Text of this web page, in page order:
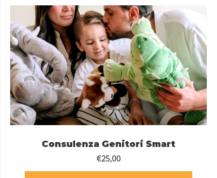
Consulenza Genitori Smart
€25,00